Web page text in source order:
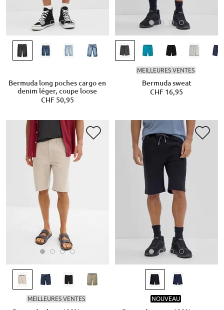
Bermuda long poches cargo en
denim léger, coupe loose
CHF 50,95
MEILLEURES VENTES
Bermuda sweat
CHF 16,95
MEILLEURES VENTES NOUVEAU